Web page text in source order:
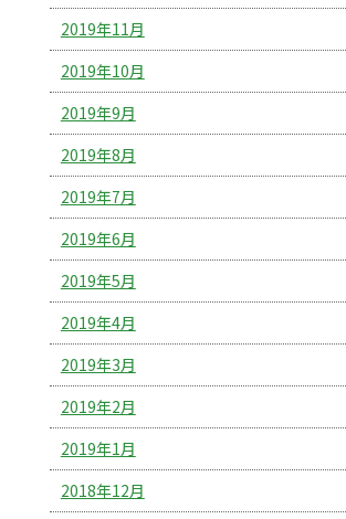
2019年11月
2019年10月
2019年9月
2019年8月
2019年7月
2019年6月
2019年5月
2019年4月
2019年3月
2019年2月
2019年1月
2018年12月